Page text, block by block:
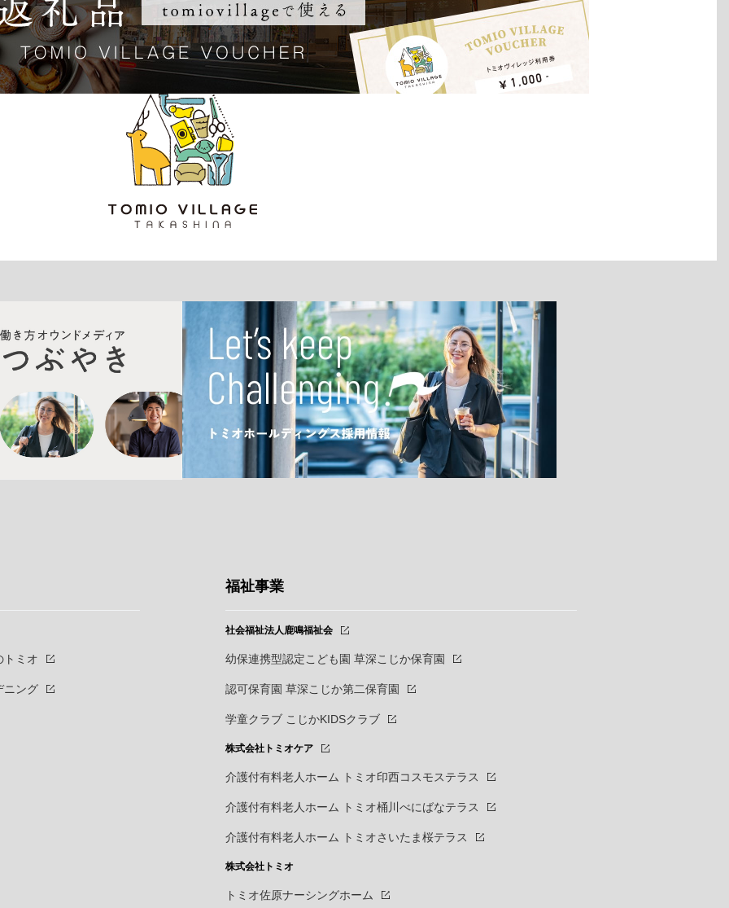
トミオ
ニング
福祉事業
社会福祉法人鹿鳴福祉会
幼保連携型認定こども園 草深こじか保育園
認可保育園 草深こじか第二保育園
学童クラブ こじかKIDSクラブ
株式会社トミオケア
介護付有料老人ホーム トミオ印西コスモステラス
介護付有料老人ホーム トミオ桶川べにばなテラス
介護付有料老人ホーム トミオさいたま桜テラス
株式会社トミオ
トミオ佐原ナーシングホーム